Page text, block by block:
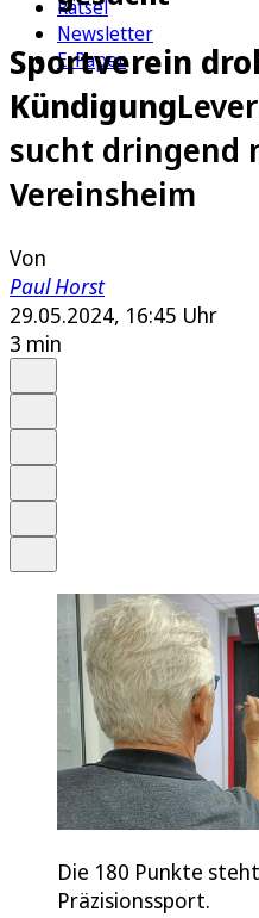
Rätsel
Newsletter
E-Paper
Sportverein
Kündigung
sucht dringend
Vereinsheim
Von
Paul Horst
29.05.2024, 16:45 Uhr
3 min
Die 180 Punkte
Präzisionssport.